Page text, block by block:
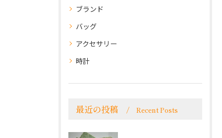
ブランド
バッグ
アクセサリー
時計
最近の投稿 Recent Posts